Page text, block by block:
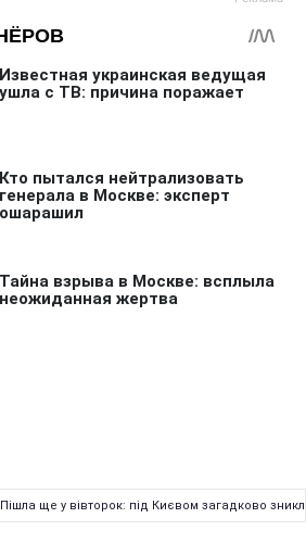
Пішла ще у вівторок: під Києвом загадково